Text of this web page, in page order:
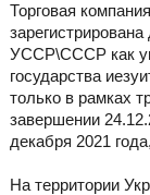
Торговая
УССР\СССР как
государства
только в рамках
завершении
декабря 2021
На территории